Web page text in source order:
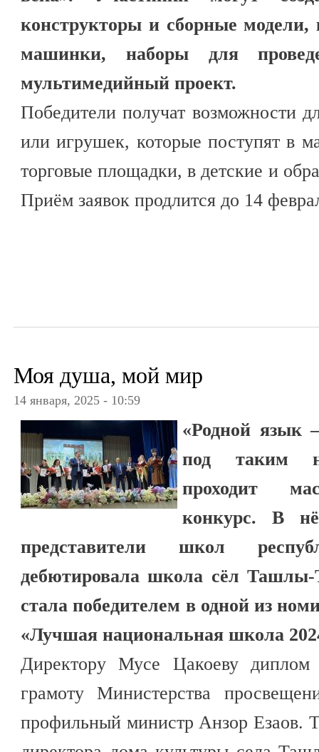
конструкторы и сборные
машинки, наборы для
мультимедийный проект.
Победители получат возможности
или игрушек, которые поступят в
торговые площадки, в детские и
Приём заявок продлится до 14
Моя душа, мой мир
14 января, 2025 - 10:59
«Родной
под таким
проходит
конкурс. В
представители школ
дебютировала школа сёл
стала победителем в одной из
«Лучшая национальная школа
Директору Мусе Цакоеву
грамоту Министерства
профильный министр Анзор Езаов.